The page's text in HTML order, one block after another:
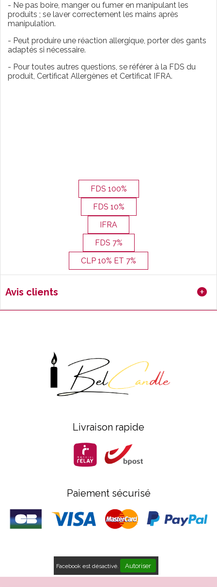
- Ne pas boire, manger ou fumer en manipulant les
produits ; se laver correctement les mains après
manipulation.
- Peut produire une réaction allergique, porter des gants
adaptés si nécessaire.
- Pour toutes autres questions, se référer à la FDS du
produit, Certificat Allergènes et Certificat IFRA.
FDS 100%
FDS 10%
IFRA
FDS 7%
CLP 10% ET 7%
Avis clients
Livraison rapide
Paiement sécurisé
Facebook est désactivé. Autoriser